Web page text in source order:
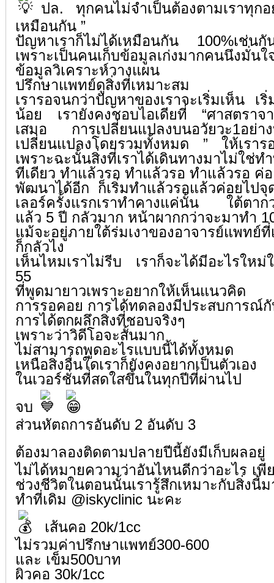
ปล. ทุกคนไม่จำเป็นต้องตามเราทุก
เหมือนกัน ”
ปัญหาเราก็ไม่ได้เหมือนกัน 100%เช่น
เพราะเป็นคนเก็บข้อมูลเก่งมากคนนึงมั่
ข้อมูลวิเคราะห์วางแผน
ปรึกษาแพทย์ดูสิ่งที่เหมาะสม
เรารอจนกว่าปัญหาของเราจะเริ่มเห็น เ
น้อย เรายังคงชอบไอเดียที่ “ศาสตราจา
เสมอ การเปลี่ยนแปลงบนอวัยวะ1อ
เปลี่ยนแปลงโดยรวมทั้งหมด ” ให้เราร
เพราะฉะนั้นสิ่งที่เราได้เดินทางมาไม่ใช่ท
ทีเดียว ทำแล้วรอ ทำแล้วรอ ทำแล้วรอ ค่
พัฒนาได้อีก ก็เริ่มทำแล้วรอแล้วค่อยไปจุ
เลอร์ครั้งแรกเราทำคางแค่นั้น ใต้ตาก
แล้ว 5 ปี กลัวมาก หน้าผากกว่าจะมาทำ
แม้จะอยู่ภายใต้ร่มเงาของอาจารย์แพทย์ที่
ก็กลัวไง
เห็นไหมเราไม่รีบ เราก็จะได้มีอะไรใหม่
55
ที่พูดมายาวเพราะอยากให้เห็นแนวคิด
การรอคอย การได้ทดลองมีประสบการณ์กั
การได้ตกผลึกสิ่งที่ชอบจริงๆ
เพราะว่าวิดีโอจะสั้นมาก
ไม่สามารถพูดอะไรแบบนี้ได้ทั้งหมด
เหนือสิ่งอื่นใดเราก็ยังคงอยากเป็นตัวเอง
ในเวอร์ชั่นที่สดใสขึ้นในทุกปีที่ผ่านไป
จบ
ส่วนหัตถการอันดับ 2 อันดับ 3
ต้องมาลองติดตามปลายปีนี้ยังมีเก็บผลอยู่
ไม่ได้หมายความว่าอันไหนดีกว่าอะไร เพี
ช่วงชีวิตในตอนนั้นเรารู้สึกเหมาะกับสิ่งนี้
ทำที่เดิม @iskyclinic นะคะ
เส้นคอ 20k/1cc
ไม่รวมค่าปรึกษาแพทย์300-600
และ เข็ม500บาท
ผิวคอ 30k/1cc